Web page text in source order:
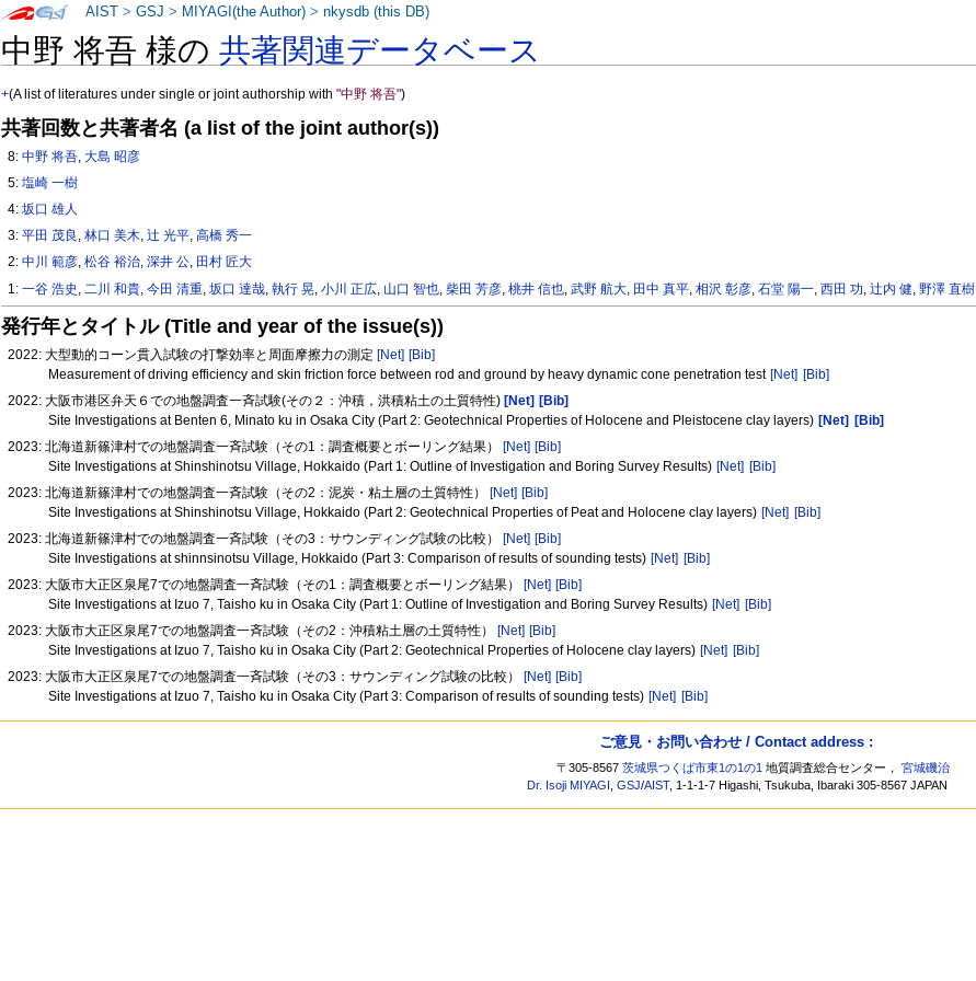
中野 将吾 様の共著関連データベース
+(A list of literatures under single or joint authorship with"中野 将吾")
共著回数と共著者名 (a list of the joint author(s))
8:中野 将吾,大島 昭彦
5:塩崎 一樹
4:坂口 雄人
3:平田 茂良 ,林口 美木,辻 光平,高橋 秀一
2:中川 範彦,松谷 裕治,深井 公, 田村 匠大
1:一谷 浩史 二川 和貴 ,今田 清重 ,坂口 達哉 ,執行 晃 ,小川 正広 山口 智也 ,柴田 芳彦 ,桃井 信也 ,武野 航大 田中 真平 ,相沢 彰彦 ,石堂 陽一 ,西田 功 ,辻内 健 ,野澤 直樹
発行年とタイトル (Title and year of the issue(s))
2022: 大型動的コーン貫入試験の打撃効率と周面摩擦力の測定 [Net] [Bib]
Measurement of driving efficiency and skin friction force between rod and ground by heavy dynamic cone penetration test [Net] [Bib]
2022: 大阪市港区弁天６での地盤調査一斉試験(その２：沖積，洪積粘土の土質特性) [Net] [Bib]
Site Investigations at Benten 6, Minato ku in Osaka City (Part 2: Geotechnical Properties of Holocene and Pleistocene clay layers) [Net]
[Bib]
2023: 北海道新篠津村での地盤調査一斉試験（その1：調査概要とボーリング結果） [Net] [Bib]
Site Investigations at Shinshinotsu Village, Hokkaido (Part 1: Outline of Investigation and Boring Survey Results) [Net] [Bib]
2023: 北海道新篠津村での地盤調査一斉試験（その2：泥炭・粘土層の土質特性） [Net] [Bib]
Site Investigations at Shinshinotsu Village, Hokkaido (Part 2: Geotechnical Properties of Peat and Holocene clay layers) [Net] [Bib]
2023: 北海道新篠津村での地盤調査一斉試験（その3：サウンディング試験の比較） [Net] [Bib]
Site Investigations at shinnsinotsu Village, Hokkaido (Part 3: Comparison of results of sounding tests) [Net] [Bib]
2023: 大阪市大正区泉尾7での地盤調査一斉試験（その1：調査概要とボーリング結果） [Net] [Bib]
Site Investigations at Izuo 7, Taisho ku in Osaka City (Part 1: Outline of Investigation and Boring Survey Results) [Net] [Bib]
2023: 大阪市大正区泉尾7での地盤調査一斉試験（その2：沖積粘土層の土質特性） [Net] [Bib]
Site Investigations at Izuo 7, Taisho ku in Osaka City (Part 2: Geotechnical Properties of Holocene clay layers) [Net] [Bib]
2023: 大阪市大正区泉尾7での地盤調査一斉試験（その3：サウンディング試験の比較） [Net] [Bib]
Site Investigations at Izuo 7, Taisho ku in Osaka City (Part 3: Comparison of results of sounding tests) [Net] [Bib]
AIST >GSJ > MIYAGI(the Author) >nkysdb (this DB)
ご意見・お問い合わせ / Contact address :
〒305-8567茨城県つくば市東1の1の1 地質調査総合センター，宮城磯治
Dr. Isoji MIYAGI ,GSJ/AIST, 1-1-1-7 Higashi, Tsukuba, Ibaraki 305-8567 JAPAN